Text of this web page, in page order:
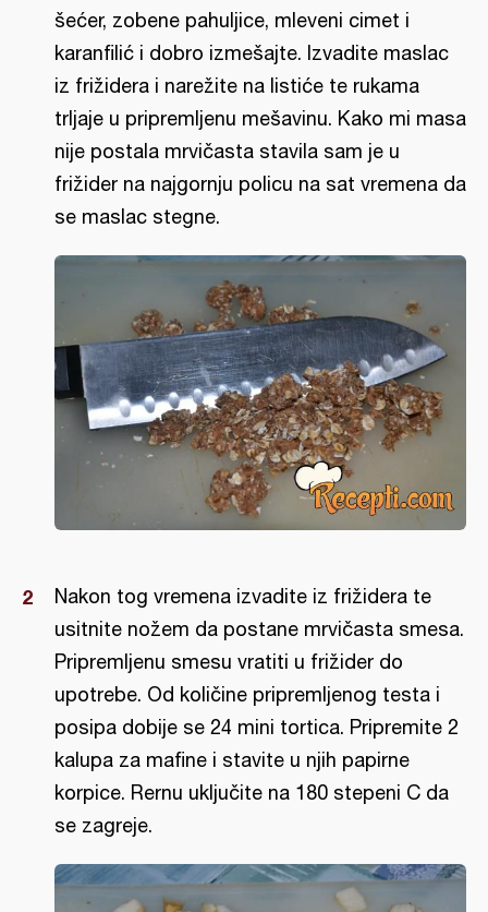
šećer, zobene pahuljice, mleveni cimet i
karanfilić i dobro izmešajte. Izvadite maslac
iz frižidera i narežite na listiće te rukama
trljaje u pripremljenu mešavinu. Kako mi masa
nije postala mrvičasta stavila sam je u
frižider na najgornju policu na sat vremena da
se maslac stegne.
Nakon tog vremena izvadite iz frižidera te
usitnite nožem da postane mrvičasta smesa.
Pripremljenu smesu vratiti u frižider do
upotrebe. Od količine pripremljenog testa i
posipa dobije se 24 mini tortica. Pripremite 2
kalupa za mafine i stavite u njih papirne
korpice. Rernu uključite na 180 stepeni C da
se zagreje.